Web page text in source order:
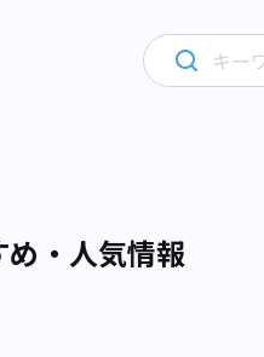
・人気情報